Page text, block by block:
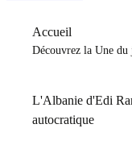
Accueil
Découvrez la Une du
L'Albanie d'Edi
autocratique